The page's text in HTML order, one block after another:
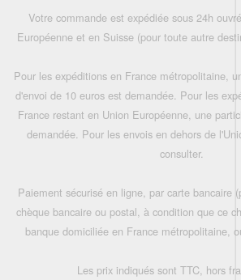
Votre commande est expédiée sous 24h
Européenne et en Suisse (pour toute autre
Pour les expéditions en France métropolitaine,
d'envoi de 10 euros est demandée. Pour les
France restant en Union Européenne, une
demandée. Pour les envois en dehors de
consulter.
Paiement sécurisé en ligne, par carte bancaire
chèque bancaire ou postal, à condition que ce
banque domiciliée en France métropolitaine,
Les prix indiqués sont TTC, hors